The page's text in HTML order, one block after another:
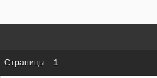
Страницы 1